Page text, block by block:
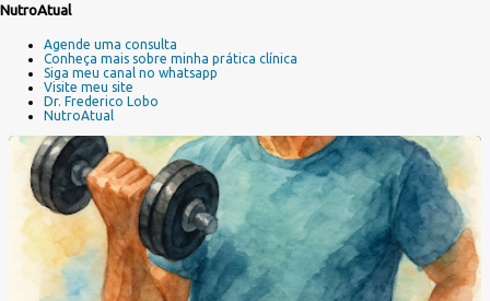
g
NutroAtual
Agende uma consulta
Conheça mais sobre minha prática clínica
Siga meu canal no whatsapp
Visite meu site
Dr. Frederico Lobo
NutroAtual